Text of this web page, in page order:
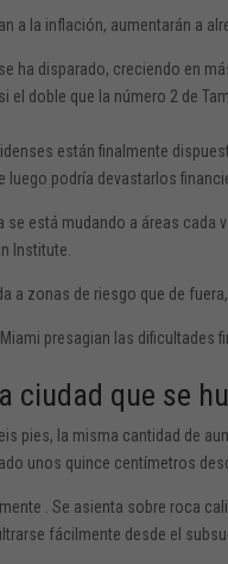
a la inflación, aumentarán a
ha disparado, creciendo en
el doble que la número 2 de
están finalmente
podría devastarlos
se está mudando a áreas cada
Institute.
a zonas de riesgo que de
presagian las
ciudad que se
pies, la misma cantidad de
unos quince centímetros
. Se asienta sobre roca
fácilmente desde el